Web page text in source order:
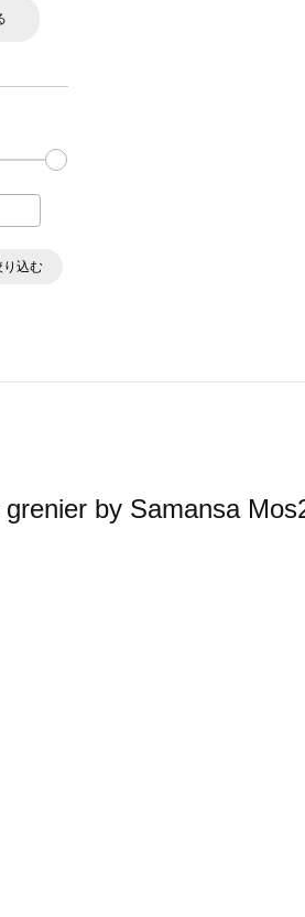
り込む
grenier by Samansa